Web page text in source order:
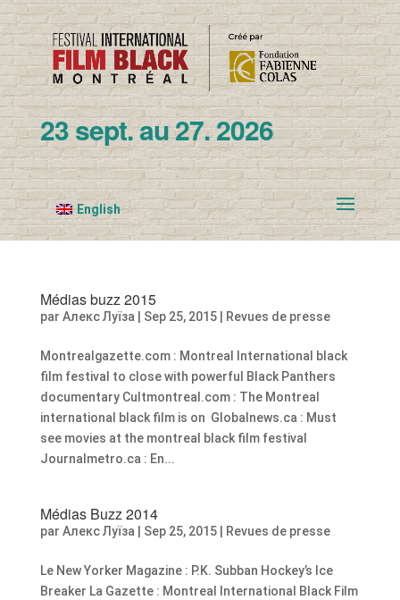
23 sept. au 27. 2026
English
Médias buzz 2015
par Алекс Луїза | Sep 25, 2015| Revues de presse
Montrealgazette.com : Montreal International black
film festival to close with powerful Black Panthers
documentary Cultmontreal.com : The Montreal
international black film is on Globalnews.ca : Must
see movies at the montreal black film festival
Journalmetro.ca : En...
Médias Buzz 2014
par Алекс Луїза | Sep 25, 2015| Revues de presse
Le New Yorker Magazine : P.K. Subban Hockey’s Ice
Breaker La Gazette : Montreal International Black Film